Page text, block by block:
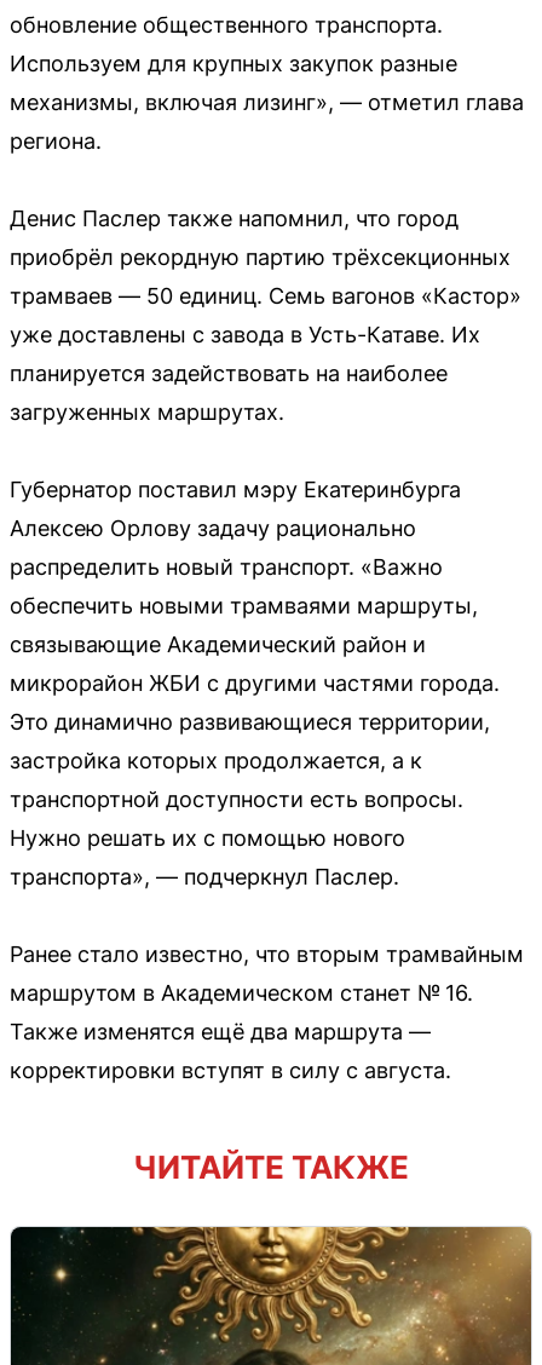
обновление общественного транспорта.
Используем для крупных закупок разные
механизмы, включая лизинг», — отметил глава
региона.
Денис Паслер также напомнил, что город
приобрёл рекордную партию трёхсекционных
трамваев — 50 единиц. Семь вагонов «Кастор»
уже доставлены с завода в Усть-Катаве. Их
планируется задействовать на наиболее
загруженных маршрутах.
Губернатор поставил мэру Екатеринбурга
Алексею Орлову задачу рационально
распределить новый транспорт. «Важно
обеспечить новыми трамваями маршруты,
связывающие Академический район и
микрорайон ЖБИ с другими частями города.
Это динамично развивающиеся территории,
застройка которых продолжается, а к
транспортной доступности есть вопросы.
Нужно решать их с помощью нового
транспорта», — подчеркнул Паслер.
Ранее стало известно, что вторым трамвайным
маршрутом в Академическом станет № 16.
Также изменятся ещё два маршрута —
корректировки вступят в силу с августа.
ЧИТАЙТЕ ТАКЖЕ